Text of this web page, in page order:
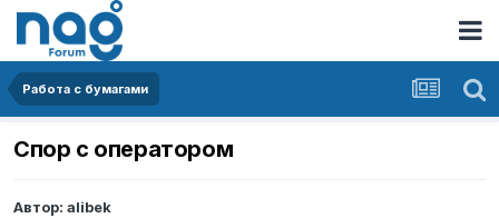
Работа с бумагами
Спор с оператором
Автор: alibek